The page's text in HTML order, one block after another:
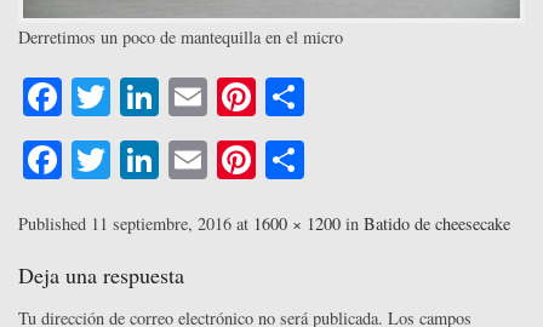
Derretimos un poco de mantequilla en el micro
Fa
ce
bo
ok
T
wi
tte
r
Li
nk
ed
In
E
m
ail
Pi
nt
er
es pa
Fa
bo
ok
T
tte
r
Li
ed
In
E
ail
Pi
er
t
m
rti
Published 11 septiembre, 2016 at 1600 × 1200 in Batido de cheesecake
Deja una respuesta
Tu dirección de correo electrónico no será publicada. Los campos